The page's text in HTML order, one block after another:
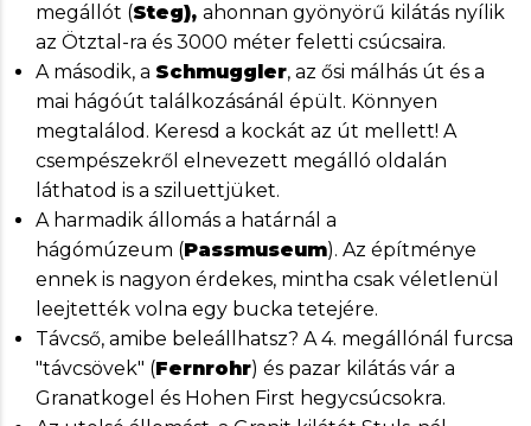
megállót (Steg), ahonnan gyönyörű kilátás nyílik
az Ötztal-ra és 3000 méter feletti csúcsaira.
A második, a Schmuggler, az ősi málhás út és a
mai hágóút találkozásánál épült. Könnyen
megtalálod. Keresd a kockát az út mellett! A
csempészekről elnevezett megálló oldalán
láthatod is a sziluettjüket.
A harmadik állomás a határnál a
hágómúzeum (Passmuseum). Az építménye
ennek is nagyon érdekes, mintha csak véletlenül
leejtették volna egy bucka tetejére.
Távcső, amibe beleállhatsz? A 4. megállónál furcsa
"távcsövek" (Fernrohr) és pazar kilátás vár a
Granatkogel és Hohen First hegycsúcsokra.